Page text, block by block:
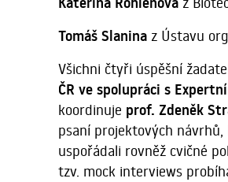
Tomáš Slaninaz Ústavu
Všichni čtyři úspěšní
ČR ve spolupráci s
koordinuje prof. Zdeněk
psaní projektových
uspořádali rovněž cvičné
tzv. mock interviews